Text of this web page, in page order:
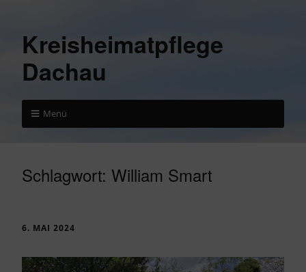
Kreisheimatpflege
Dachau
Menü
Schlagwort: William Smart
6. MAI 2024